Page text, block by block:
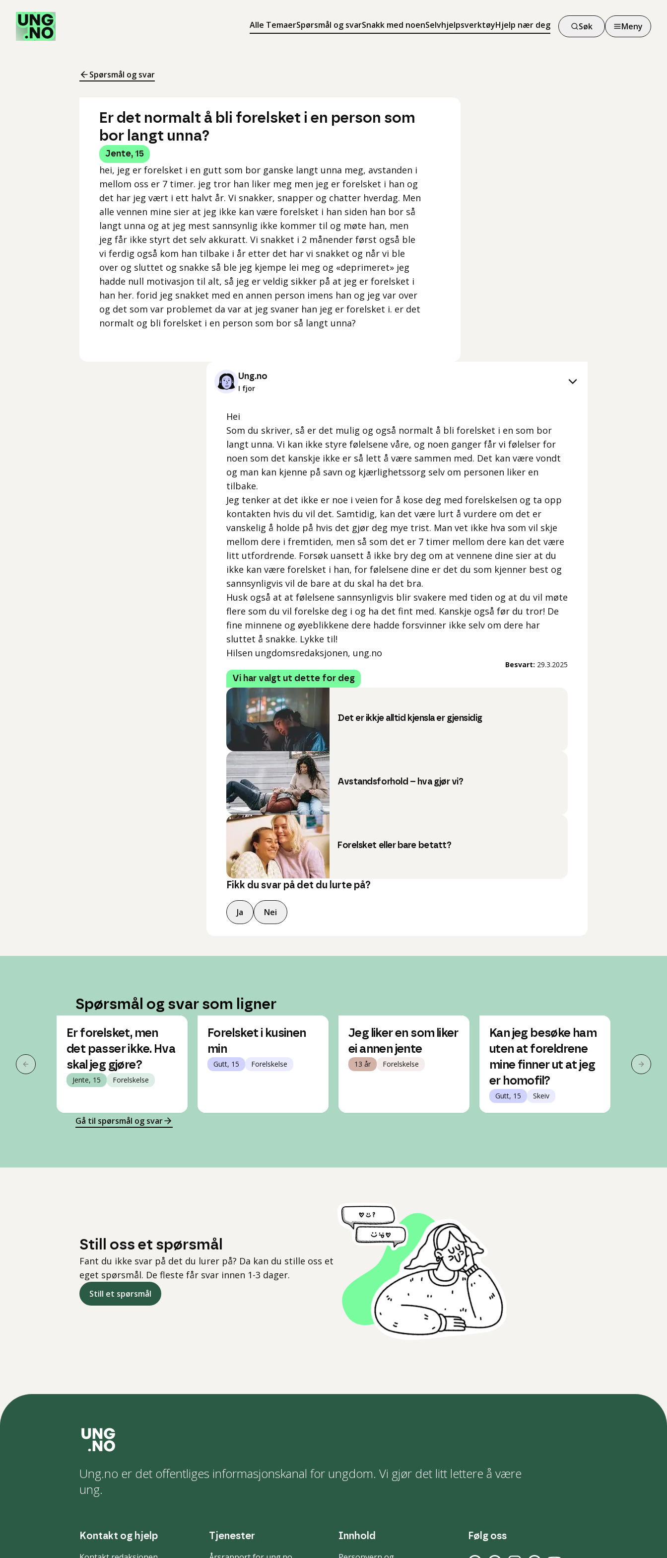
Alle TemaerSpørsmål og svarSnakk med noenSelvhjelpsverktøyHjelp nær deg
Søk
Søk
Meny
Meny
Spørsmål og svar
Er det normalt å bli forelsket i en person som
bor langt unna?
Jente, 15
hei, jeg er forelsket i en gutt som bor ganske langt unna meg, avstanden i
mellom oss er 7 timer. jeg tror han liker meg men jeg er forelsket i han og
det har jeg vært i ett halvt år. Vi snakker, snapper og chatter hverdag. Men
alle vennen mine sier at jeg ikke kan være forelsket i han siden han bor så
langt unna og at jeg mest sannsynlig ikke kommer til og møte han, men
jeg får ikke styrt det selv akkuratt. Vi snakket i 2 månender først også ble
vi ferdig også kom han tilbake i år etter det har vi snakket og når vi ble
over og sluttet og snakke så ble jeg kjempe lei meg og «deprimeret» jeg
hadde null motivasjon til alt, så jeg er veldig sikker på at jeg er forelsket i
han her. forid jeg snakket med en annen person imens han og jeg var over
og det som var problemet da var at jeg svaner han jeg er forelsket i. er det
normalt og bli forelsket i en person som bor så langt unna?
Ung.no
I fjor
Hei
Som du skriver, så er det mulig og også normalt å bli forelsket i en som bor
langt unna. Vi kan ikke styre følelsene våre, og noen ganger får vi følelser for
noen som det kanskje ikke er så lett å være sammen med. Det kan være vondt
og man kan kjenne på savn og kjærlighetssorg selv om personen liker en
tilbake.
Jeg tenker at det ikke er noe i veien for å kose deg med forelskelsen og ta opp
kontakten hvis du vil det. Samtidig, kan det være lurt å vurdere om det er
vanskelig å holde på hvis det gjør deg mye trist. Man vet ikke hva som vil skje
mellom dere i fremtiden, men så som det er 7 timer mellom dere kan det være
litt utfordrende. Forsøk uansett å ikke bry deg om at vennene dine sier at du
ikke kan være forelsket i han, for følelsene dine er det du som kjenner best og
sannsynligvis vil de bare at du skal ha det bra.
Husk også at at følelsene sannsynligvis blir svakere med tiden og at du vil møte
flere som du vil forelske deg i og ha det fint med. Kanskje også før du tror! De
fine minnene og øyeblikkene dere hadde forsvinner ikke selv om dere har
sluttet å snakke. Lykke til!
Hilsen ungdomsredaksjonen, ung.no
Besvart: 29.3.2025
Vi har valgt ut dette for deg
Det er ikkje alltid kjensla er gjensidig
Avstandsforhold – hva gjør vi?
Forelsket eller bare betatt?
Fikk du svar på det du lurte på?
Ja Nei
Spørsmål og svar som ligner
Forrige slide
Er forelsket, men
det passer ikke. Hva
skal jeg gjøre?
Jente, 15 Forelskelse
Forelsket i kusinen
min
Gutt, 15 Forelskelse
Jeg liker en som liker
ei annen jente
13 år Forelskelse
Kan jeg besøke ham
uten at foreldrene
mine finner ut at jeg
er homofil?
Gutt, 15 Skeiv
Neste
Gå til spørsmål og svar
Still oss et spørsmål
Fant du ikke svar på det du lurer på? Da kan du stille oss et
eget spørsmål. De fleste får svar innen 1-3 dager.
Still et spørsmål
Ung.no er det offentliges informasjonskanal for ungdom. Vi gjør det litt lettere å være
ung.
Kontakt og hjelp Tjenester Innhold Følg oss